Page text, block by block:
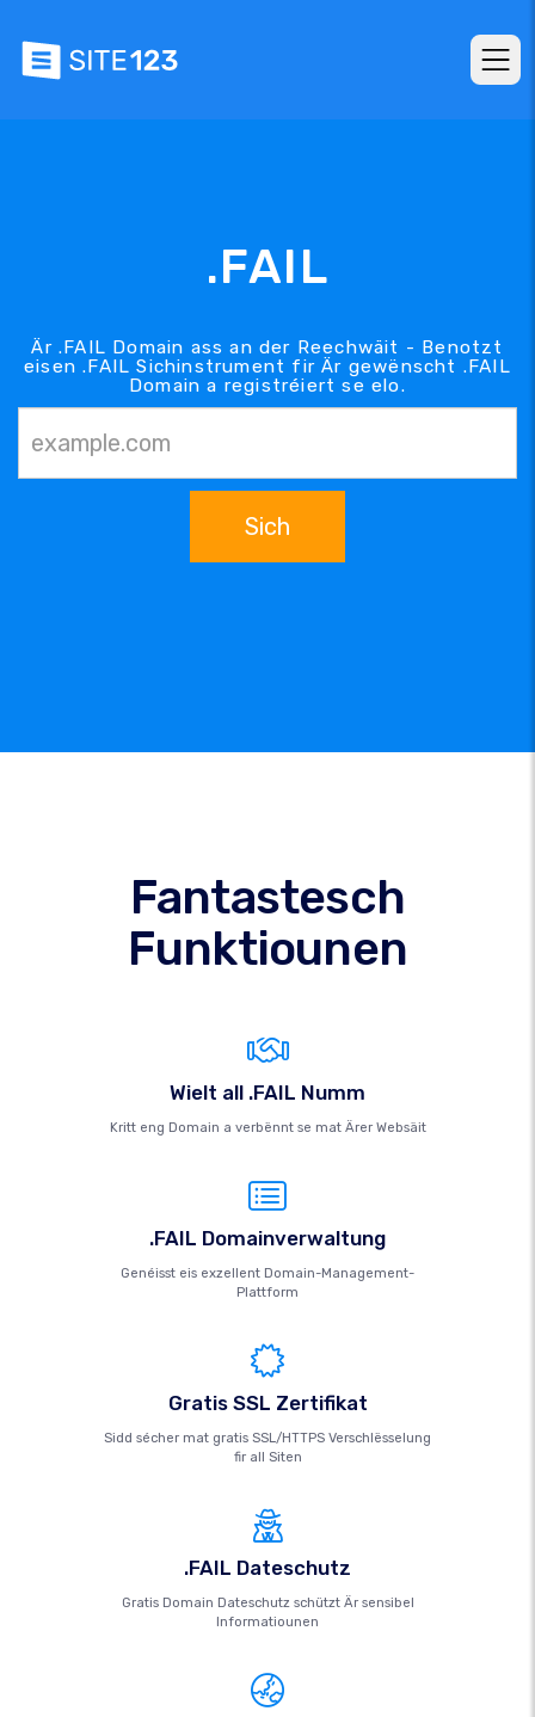
.FAIL
Är .FAIL Domain ass an der Reechwäit - Benotzt
eisen .FAIL Sichinstrument fir Är gewënscht .FAIL
Domain a registréiert se elo.
Sich
Fantastesch
Funktiounen
Wielt all .FAIL Numm
Kritt eng Domain a verbënnt se mat Ärer Websäit
.FAIL Domainverwaltung
Genéisst eis exzellent Domain-Management-
Plattform
Gratis SSL Zertifikat
Sidd sécher mat gratis SSL/HTTPS Verschlësselung
fir all Siten
.FAIL Dateschutz
Gratis Domain Dateschutz schützt Är sensibel
Informatiounen